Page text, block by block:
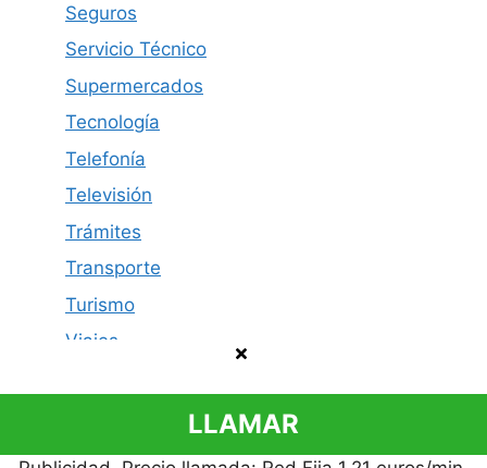
Seguros
Servicio Técnico
Supermercados
Tecnología
Telefonía
Televisión
Trámites
Transporte
Turismo
Viajes
LLAMAR